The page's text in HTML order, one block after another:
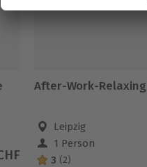
After-Work-
Leipzig
1 Person
3 (2)